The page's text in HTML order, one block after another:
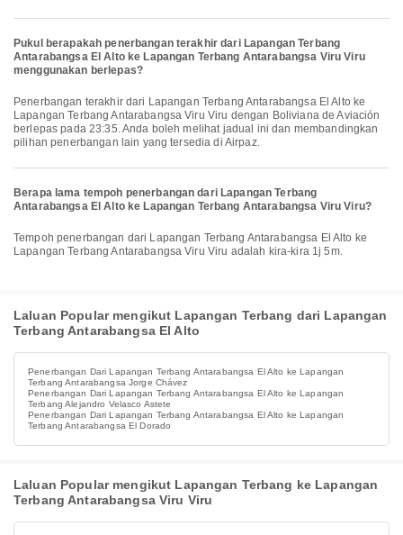
Pukul berapakah penerbangan terakhir dari Lapangan Terbang
Antarabangsa El Alto ke Lapangan Terbang Antarabangsa Viru Viru
menggunakan berlepas?
Penerbangan terakhir dari Lapangan Terbang Antarabangsa El Alto ke
Lapangan Terbang Antarabangsa Viru Viru dengan Boliviana de Aviación
berlepas pada 23:35. Anda boleh melihat jadual ini dan membandingkan
pilihan penerbangan lain yang tersedia di Airpaz.
Berapa lama tempoh penerbangan dari Lapangan Terbang
Antarabangsa El Alto ke Lapangan Terbang Antarabangsa Viru Viru?
Tempoh penerbangan dari Lapangan Terbang Antarabangsa El Alto ke
Lapangan Terbang Antarabangsa Viru Viru adalah kira-kira 1j 5m.
Laluan Popular mengikut Lapangan Terbang dari Lapangan
Terbang Antarabangsa El Alto
Penerbangan Dari Lapangan Terbang Antarabangsa El Alto ke Lapangan
Terbang Antarabangsa Jorge Chávez
Penerbangan Dari Lapangan Terbang Antarabangsa El Alto ke Lapangan
Terbang Alejandro Velasco Astete
Penerbangan Dari Lapangan Terbang Antarabangsa El Alto ke Lapangan
Terbang Antarabangsa El Dorado
Laluan Popular mengikut Lapangan Terbang ke Lapangan
Terbang Antarabangsa Viru Viru